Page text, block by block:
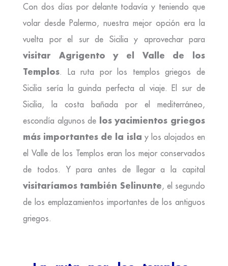
Con dos días por delante todavía y teniendo que
volar desde Palermo, nuestra mejor opción era la
vuelta por el sur de Sicilia y aprovechar para
visitar Agrigento y el Valle de los
Templos. La ruta por los templos griegos de
Sicilia sería la guinda perfecta al viaje. El sur de
Sicilia, la costa bañada por el mediterráneo,
escondía algunos de los yacimientos griegos
más importantes de la isla y los alojados en
el Valle de los Templos eran los mejor conservados
de todos. Y para antes de llegar a la capital
visitaríamos también Selinunte, el segundo
de los emplazamientos importantes de los antiguos
griegos.